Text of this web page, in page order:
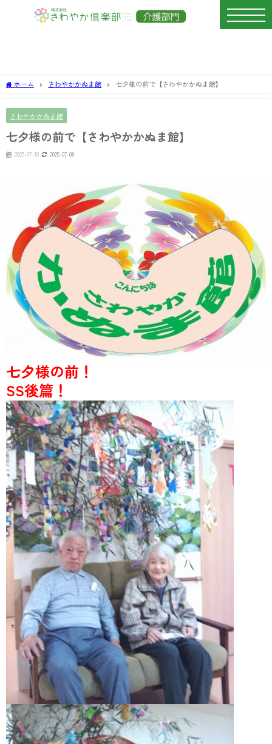
ホーム さわやかかぬま館 七夕様の前で【さわやかかぬま館】
さわやかかぬま館
七夕様の前で【さわやかかぬま館】
2025-07-10 2025-07-08
七夕様の前！
SS後篇！